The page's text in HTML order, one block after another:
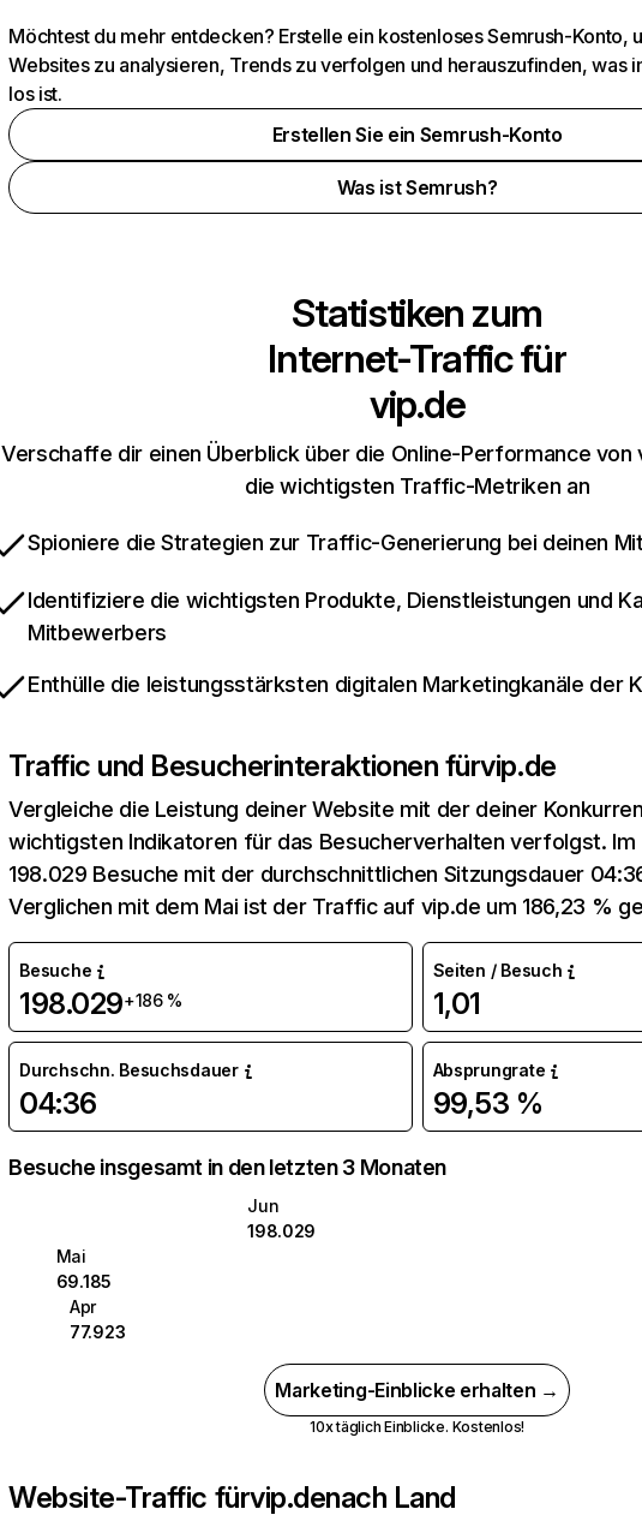
Möchtest du mehr entdecken? Erstelle ein kostenloses Semrush-Konto,
Websites zu analysieren, Trends zu verfolgen und herauszufinden, was
los ist.
Erstellen Sie ein Semrush-Konto
Was ist Semrush?
Statistiken zum
Internet-Traffic für
vip.de
Verschaffe dir einen Überblick über die Online-Performance von
die wichtigsten Traffic-Metriken an
Spioniere die Strategien zur Traffic-Generierung bei deinen
Identifiziere die wichtigsten Produkte, Dienstleistungen und
Mitbewerbers
Enthülle die leistungsstärksten digitalen Marketingkanäle der
Traffic und Besucherinteraktionen fürvip.de
Vergleiche die Leistung deiner Website mit der deiner
wichtigsten Indikatoren für das Besucherverhalten verfolgst. Im
198.029 Besuche mit der durchschnittlichen Sitzungsdauer
Verglichen mit dem Mai ist der Traffic auf vip.de um 186,23 %
Besuche
198.029+186 %
Seiten / Besuch
1,01
Durchschn. Besuchsdauer
04:36
Absprungrate
99,53 %
Besuche insgesamt in den letzten 3 Monaten
Jun
198.029
Mai
69.185
Apr
77.923
Marketing-Einblicke erhalten →
10x täglich Einblicke. Kostenlos!
Website-Traffic fürvip.denach Land